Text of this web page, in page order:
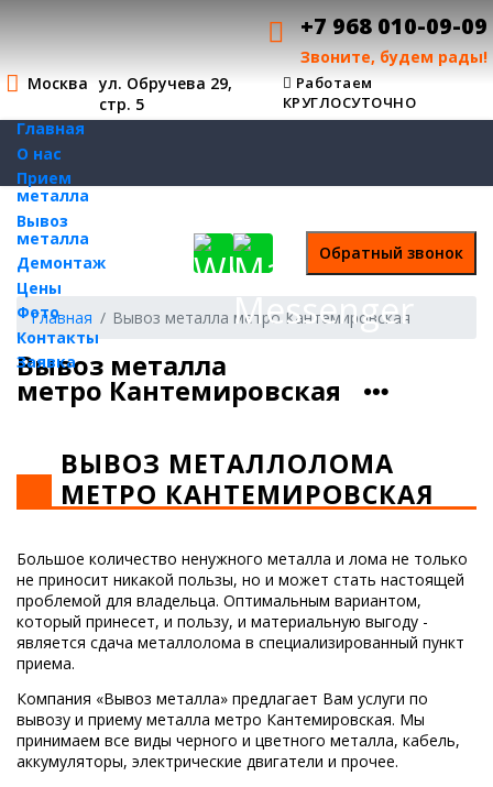
+7 968 010-09-09
Звоните, будем рады!
Москва ул. Обручева 29,
стр. 5
Работаем
КРУГЛОСУТОЧНО
Главная
О нас
Прием
металла
Вывоз
металла
Демонтаж
Цены
Фото
Контакты
Заявка
Главная Вывоз металла метро Кантемировская
Вывоз металла
метро Кантемировская
ВЫВОЗ МЕТАЛЛОЛОМА
МЕТРО КАНТЕМИРОВСКАЯ
Большое количество ненужного металла и лома не только
не приносит никакой пользы, но и может стать настоящей
проблемой для владельца. Оптимальным вариантом,
который принесет, и пользу, и материальную выгоду -
является сдача металлолома в специализированный пункт
приема.
Компания «Вывоз металла» предлагает Вам услуги по
вывозу и приему металла метро Кантемировская. Мы
принимаем все виды черного и цветного металла, кабель,
аккумуляторы, электрические двигатели и прочее.